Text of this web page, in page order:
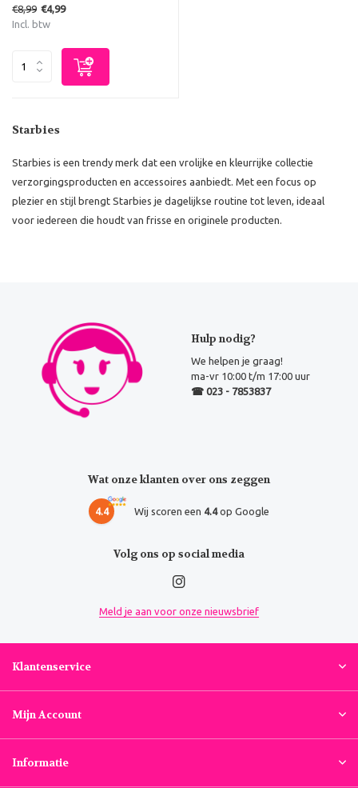
€8,99 €4,99
Incl. btw
Starbies
Starbies is een trendy merk dat een vrolijke en kleurrijke collectie
verzorgingsproducten en accessoires aanbiedt. Met een focus op
plezier en stijl brengt Starbies je dagelijkse routine tot leven, ideaal
voor iedereen die houdt van frisse en originele producten.
Hulp nodig?
We helpen je graag!
ma-vr 10:00 t/m 17:00 uur
☎ 023 - 7853837
Wat onze klanten over ons zeggen
4.4 Wij scoren een 4.4op Google
Volg ons op social media
Meld je aan voor onze nieuwsbrief
Klantenservice
Mijn Account
Informatie